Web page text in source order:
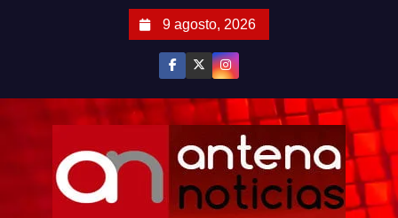
9 agosto, 2026